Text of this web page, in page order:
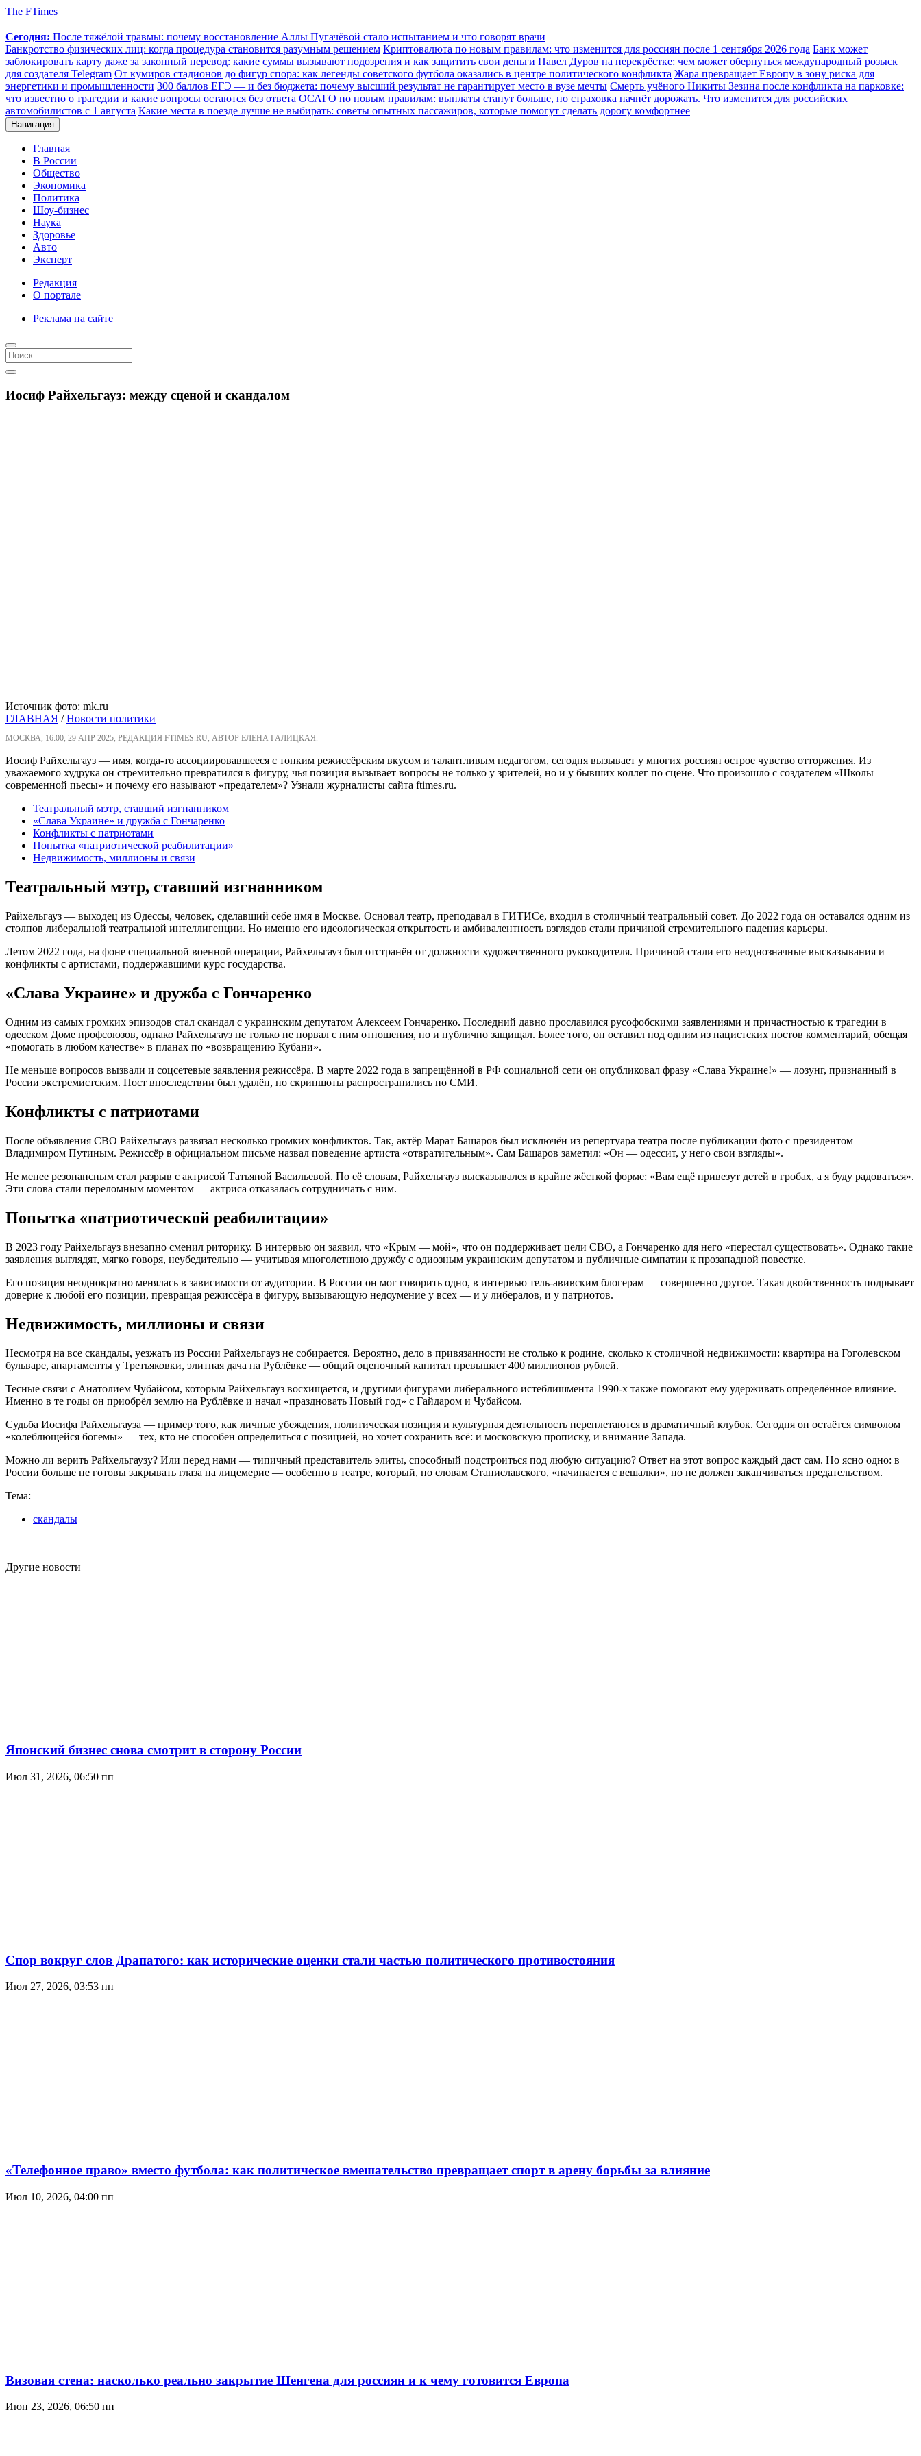
The FTimes
Сегодня: После тяжёлой травмы: почему восстановление Аллы Пугачёвой стало испытанием и что говорят врачи
Банкротство физических лиц: когда процедура становится разумным решением Криптовалюта по новым правилам: что изменится для россиян после 1 сентября 2026 года Банк может
заблокировать карту даже за законный перевод: какие суммы вызывают подозрения и как защитить свои деньги Павел Дуров на перекрёстке: чем может обернуться международный розыск
для создателя Telegram От кумиров стадионов до фигур спора: как легенды советского футбола оказались в центре политического конфликта Жара превращает Европу в зону риска для
энергетики и промышленности 300 баллов ЕГЭ — и без бюджета: почему высший результат не гарантирует место в вузе мечты Смерть учёного Никиты Зезина после конфликта на парковке:
что известно о трагедии и какие вопросы остаются без ответа ОСАГО по новым правилам: выплаты станут больше, но страховка начнёт дорожать. Что изменится для российских
автомобилистов с 1 августа Какие места в поезде лучше не выбирать: советы опытных пассажиров, которые помогут сделать дорогу комфортнее
Навигация
Главная
В России
Общество
Экономика
Политика
Шоу-бизнес
Наука
Здоровье
Авто
Эксперт
Редакция
О портале
Реклама на сайте
Иосиф Райхельгауз: между сценой и скандалом
Источник фото: mk.ru
ГЛАВНАЯ /Новости политики
МОСКВА, 16:00, 29 АПР 2025, РЕДАКЦИЯ FTIMES.RU, АВТОР ЕЛЕНА ГАЛИЦКАЯ.
Иосиф Райхельгауз — имя, когда-то ассоциировавшееся с тонким режиссёрским вкусом и талантливым педагогом, сегодня вызывает у многих россиян острое чувство отторжения. Из
уважаемого худрука он стремительно превратился в фигуру, чья позиция вызывает вопросы не только у зрителей, но и у бывших коллег по сцене. Что произошло с создателем «Школы
современной пьесы» и почему его называют «предателем»? Узнали журналисты сайта ftimes.ru.
Театральный мэтр, ставший изгнанником
«Слава Украине» и дружба с Гончаренко
Конфликты с патриотами
Попытка «патриотической реабилитации»
Недвижимость, миллионы и связи
Театральный мэтр, ставший изгнанником
Райхельгауз — выходец из Одессы, человек, сделавший себе имя в Москве. Основал театр, преподавал в ГИТИСе, входил в столичный театральный совет. До 2022 года он оставался одним из
столпов либеральной театральной интеллигенции. Но именно его идеологическая открытость и амбивалентность взглядов стали причиной стремительного падения карьеры.
Летом 2022 года, на фоне специальной военной операции, Райхельгауз был отстранён от должности художественного руководителя. Причиной стали его неоднозначные высказывания и
конфликты с артистами, поддержавшими курс государства.
«Слава Украине» и дружба с Гончаренко
Одним из самых громких эпизодов стал скандал с украинским депутатом Алексеем Гончаренко. Последний давно прославился русофобскими заявлениями и причастностью к трагедии в
одесском Доме профсоюзов, однако Райхельгауз не только не порвал с ним отношения, но и публично защищал. Более того, он оставил под одним из нацистских постов комментарий, обещая
«помогать в любом качестве» в планах по «возвращению Кубани».
Не меньше вопросов вызвали и соцсетевые заявления режиссёра. В марте 2022 года в запрещённой в РФ социальной сети он опубликовал фразу «Слава Украине!» — лозунг, признанный в
России экстремистским. Пост впоследствии был удалён, но скриншоты распространились по СМИ.
Конфликты с патриотами
После объявления СВО Райхельгауз развязал несколько громких конфликтов. Так, актёр Марат Башаров был исключён из репертуара театра после публикации фото с президентом
Владимиром Путиным. Режиссёр в официальном письме назвал поведение артиста «отвратительным». Сам Башаров заметил: «Он — одессит, у него свои взгляды».
Не менее резонансным стал разрыв с актрисой Татьяной Васильевой. По её словам, Райхельгауз высказывался в крайне жёсткой форме: «Вам ещё привезут детей в гробах, а я буду радоваться».
Эти слова стали переломным моментом — актриса отказалась сотрудничать с ним.
Попытка «патриотической реабилитации»
В 2023 году Райхельгауз внезапно сменил риторику. В интервью он заявил, что «Крым — мой», что он поддерживает цели СВО, а Гончаренко для него «перестал существовать». Однако такие
заявления выглядят, мягко говоря, неубедительно — учитывая многолетнюю дружбу с одиозным украинским депутатом и публичные симпатии к прозападной повестке.
Его позиция неоднократно менялась в зависимости от аудитории. В России он мог говорить одно, в интервью тель-авивским блогерам — совершенно другое. Такая двойственность подрывает
доверие к любой его позиции, превращая режиссёра в фигуру, вызывающую недоумение у всех — и у либералов, и у патриотов.
Недвижимость, миллионы и связи
Несмотря на все скандалы, уезжать из России Райхельгауз не собирается. Вероятно, дело в привязанности не столько к родине, сколько к столичной недвижимости: квартира на Гоголевском
бульваре, апартаменты у Третьяковки, элитная дача на Рублёвке — общий оценочный капитал превышает 400 миллионов рублей.
Тесные связи с Анатолием Чубайсом, которым Райхельгауз восхищается, и другими фигурами либерального истеблишмента 1990-х также помогают ему удерживать определённое влияние.
Именно в те годы он приобрёл землю на Рублёвке и начал «праздновать Новый год» с Гайдаром и Чубайсом.
Судьба Иосифа Райхельгауза — пример того, как личные убеждения, политическая позиция и культурная деятельность переплетаются в драматичный клубок. Сегодня он остаётся символом
«колеблющейся богемы» — тех, кто не способен определиться с позицией, но хочет сохранить всё: и московскую прописку, и внимание Запада.
Можно ли верить Райхельгаузу? Или перед нами — типичный представитель элиты, способный подстроиться под любую ситуацию? Ответ на этот вопрос каждый даст сам. Но ясно одно: в
России больше не готовы закрывать глаза на лицемерие — особенно в театре, который, по словам Станиславского, «начинается с вешалки», но не должен заканчиваться предательством.
Тема:
скандалы
Другие новости
Японский бизнес снова смотрит в сторону России
Июл 31, 2026, 06:50 пп
Спор вокруг слов Драпатого: как исторические оценки стали частью политического противостояния
Июл 27, 2026, 03:53 пп
«Телефонное право» вместо футбола: как политическое вмешательство превращает спорт в арену борьбы за влияние
Июл 10, 2026, 04:00 пп
Визовая стена: насколько реально закрытие Шенгена для россиян и к чему готовится Европа
Июн 23, 2026, 06:50 пп